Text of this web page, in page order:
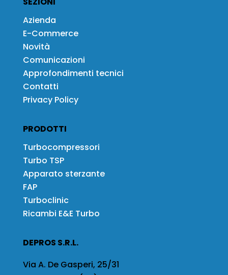
Azienda
E-Commerce
Novità
Comunicazioni
Approfondimenti tecnici
Contatti
Privacy Policy
PRODOTTI
Turbocompressori
Turbo TSP
Apparato sterzante
FAP
Turboclinic
Ricambi E&E Turbo
DEPROS S.R.L.
Via A. De Gasperi, 25/31